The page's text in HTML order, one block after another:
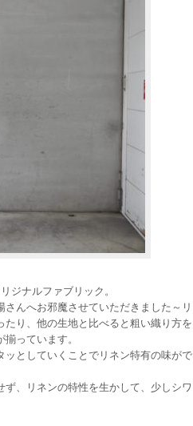
ジナルファブリック。
んへお邪魔させていただきました～リ
り、他の生地と比べると粗い織り方を
っています。
としていくことでリネン特有の味がで
、リネンの特性を生かして、少しシワ